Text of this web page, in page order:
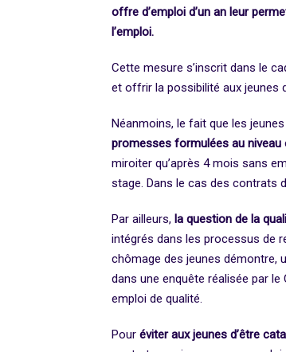
offre d’emploi d’un an leur
l’emploi.
Cette mesure s’inscrit dans le
et offrir la possibilité aux jeunes
Néanmoins, le fait que les
promesses formulées au niveau
miroiter qu’après 4 mois sans
stage. Dans le cas des contrats
Par ailleurs, la question de la
intégrés dans les processus de
chômage des jeunes démontre,
dans une enquête réalisée par
emploi de qualité.
Pour éviter aux jeunes d’être